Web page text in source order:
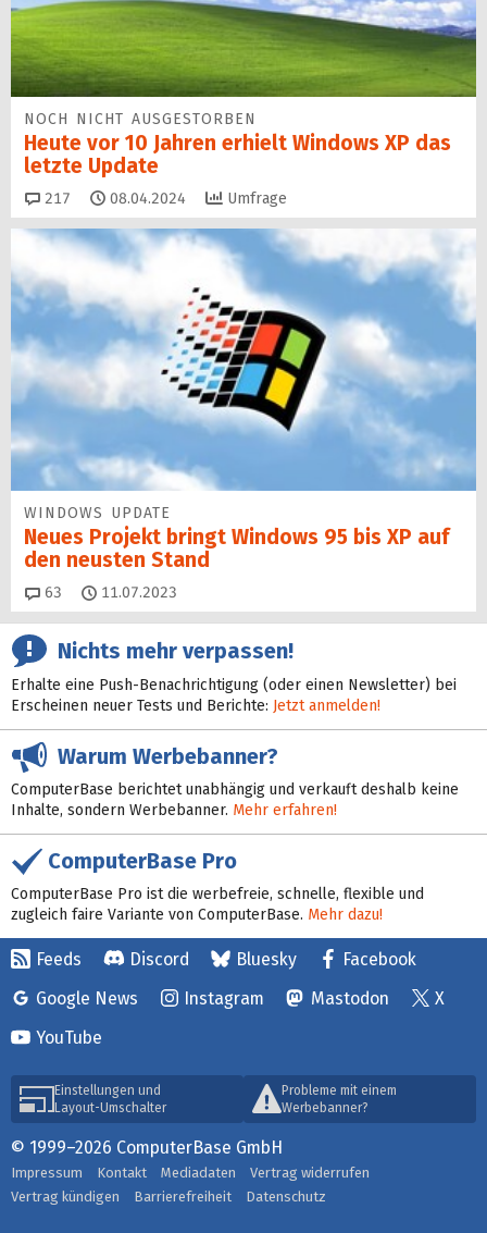
NOCH NICHT AUSGESTORBEN
Heute vor 10 Jahren erhielt Windows XP das
letzte Update
217 Kommentare
08.04.2024 Umfrage
WINDOWS UPDATE
Neues Projekt bringt Windows 95 bis XP auf
den neusten Stand
63 Kommentare
11.07.2023
Nichts mehr verpassen!
Erhalte eine Push-Benachrichtigung (oder einen Newsletter) bei
Erscheinen neuer Tests und Berichte: Jetzt anmelden!
Warum Werbebanner?
ComputerBase berichtet unabhängig und verkauft deshalb keine
Inhalte, sondern Werbebanner. Mehr erfahren!
ComputerBase Pro
ComputerBase Pro ist die werbefreie, schnelle, flexible und
zugleich faire Variante von ComputerBase. Mehr dazu!
Feeds Discord Bluesky
Facebook
Google News
Instagram Mastodon
X
YouTube
Einstellungen und
Layout-Umschalter
Probleme mit einem
Werbebanner?
© 1999–2026 ComputerBase GmbH
Impressum Kontakt Mediadaten
Vertrag widerrufen
Vertrag kündigen
Barrierefreiheit Datenschutz